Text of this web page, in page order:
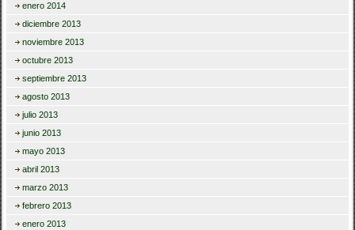
enero 2014
diciembre 2013
noviembre 2013
octubre 2013
septiembre 2013
agosto 2013
julio 2013
junio 2013
mayo 2013
abril 2013
marzo 2013
febrero 2013
enero 2013